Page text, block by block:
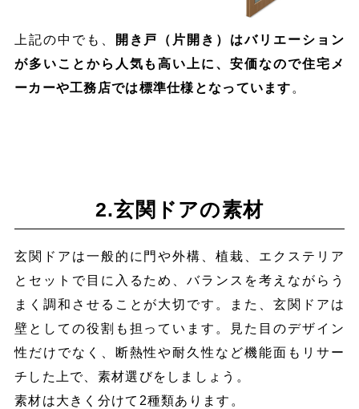
上記の中でも、
開き戸（片開き）はバリエーション
が多いことから人気も高い上に、安価なので住宅メ
ーカーや工務店では標準仕様となっています 。
2.玄関ドアの素材
玄関ドアは一般的に門や外構、植栽、エクステリア
とセットで目に入るため、バランスを考えながらう
まく調和させることが大切です。また、玄関ドアは
壁としての役割も担っています。見た目のデザイン
性だけでなく、断熱性や耐久性など機能面もリサー
チした上で、素材選びをしましょう。
素材は大きく分けて2種類あります。